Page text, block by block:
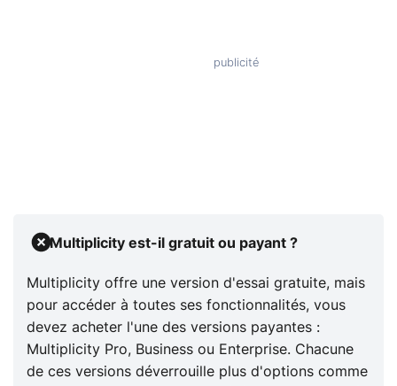
Multiplicity est-il gratuit ou payant ?
Multiplicity offre une version d'essai gratuite, mais
pour accéder à toutes ses fonctionnalités, vous
devez acheter l'une des versions payantes :
Multiplicity Pro, Business ou Enterprise. Chacune
de ces versions déverrouille plus d'options comme